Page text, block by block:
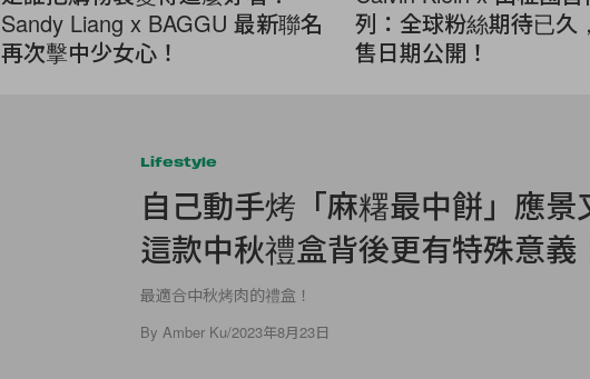
Sandy Liang x BAGGU 最新聯名
再次擊中少女心！
列：全球粉絲期待已久
售日期公開！
Lifestyle
自己動手烤「麻糬最中餅」應景
這款中秋禮盒背後更有特殊意義
最適合中秋烤肉的禮盒！
By Amber Ku/2023年8月23日